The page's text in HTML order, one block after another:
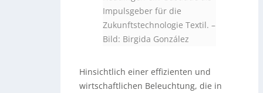
Impulsgeber für die
Zukunftstechnologie Textil.–
Bild: Birgida González
Hinsichtlich einer effizienten und
wirtschaftlichen Beleuchtung, die in